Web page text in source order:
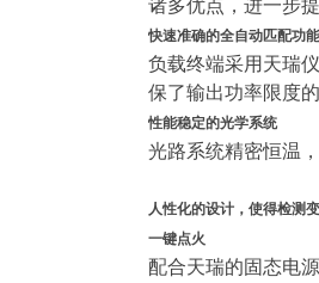
诸多优点，进一步
快速准确的全自动匹配功能
负载终端采用天瑞
保了输出功率限度
性能稳定的光学系统
光路系统精密恒温
人性化的设计，使得检测
一键点火
配合天瑞的固态电